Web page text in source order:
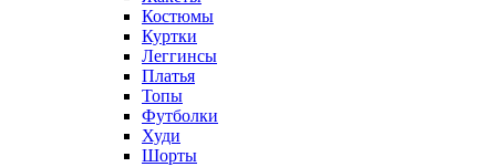
Костюмы
Куртки
Леггинсы
Платья
Топы
Футболки
Худи
Шорты